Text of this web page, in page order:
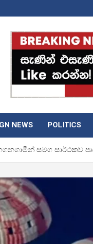
NEWS POLITICS
සමග සාර්ථකව